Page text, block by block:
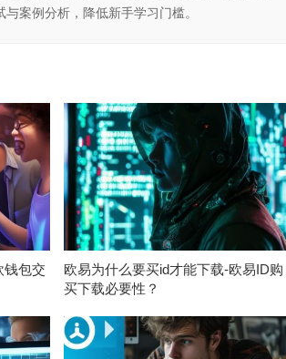
案例分析，降低新手学习门槛。
钱包交
欧易为什么要买id才能下载-欧易ID购
买下载必要性？